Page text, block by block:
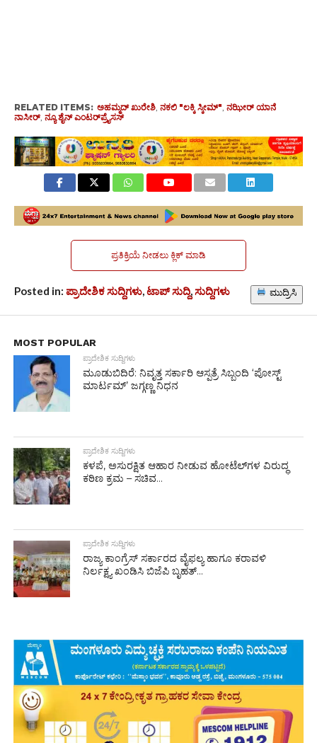
RELATED ITEMS: ಅಹಮ್ಮದ್ ಖುರೇಶಿ, ನಕಲಿ "ಲಕ್ಕಿ ಸ್ಕೀಮ್", ನಝೀರ್ ಯಾನೆ
ನಾಸೀರ್, ನ್ಯೂ ಶೈನ್ ಎಂಟರ್‌ಪ್ರೈಸಸ್
ಪ್ರತಿಕ್ರಿಯೆ ನೀಡಲು ಕ್ಲಿಕ್ ಮಾಡಿ
Posted in: ಪ್ರಾದೇಶಿಕ ಸುದ್ದಿಗಳು,ಟಾಪ್ ಸುದ್ದಿ,ಸುದ್ದಿಗಳು ಮುದ್ರಿಸಿ
MOST POPULAR
ಪ್ರಾದೇಶಿಕ ಸುದ್ದಿಗಳು
ಮೂಡುಬಿದಿರೆ: ನಿವೃತ್ತ ಸರ್ಕಾರಿ ಆಸ್ಪತ್ರೆ ಸಿಬ್ಬಂದಿ ‘ಪೋಸ್ಟ್
ಮಾರ್ಟಮ್’ ಜಗ್ಗಣ್ಣ ನಿಧನ
ಪ್ರಾದೇಶಿಕ ಸುದ್ದಿಗಳು
ಕಳಪೆ, ಅಸುರಕ್ಷಿತ ಆಹಾರ ನೀಡುವ ಹೋಟೆಲ್‌ಗಳ ವಿರುದ್ಧ
ಕಠಿಣ ಕ್ರಮ – ಸಚಿವ...
ಪ್ರಾದೇಶಿಕ ಸುದ್ದಿಗಳು
ರಾಜ್ಯ ಕಾಂಗ್ರೆಸ್ ಸರ್ಕಾರದ ವೈಫಲ್ಯ ಹಾಗೂ ಕರಾವಳಿ
ನಿರ್ಲಕ್ಷ್ಯ ಖಂಡಿಸಿ ಬಿಜೆಪಿ ಬೃಹತ್...